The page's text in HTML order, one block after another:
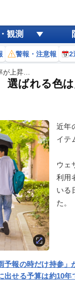
観測
警報・注意報 2
が上昇…
ばれる色
近年
イテ
ウェ
利用
いる
た。
報の時だけ持参」
せる予算は約10年